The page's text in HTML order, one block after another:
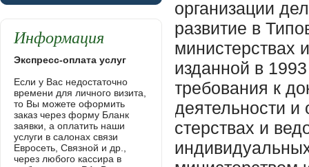
организации
развитие в
министерствах
изданной в
требования к
деятельности
стерствах и
Информация
Экспресс-оплата услуг
Если у Вас недостаточно
времени для личного визита,
то Вы можете оформить
заказ через форму Бланк
заявки, а оплатить наши
услуги в салонах связи
Евросеть, Связной и др.,
через любого кассира в